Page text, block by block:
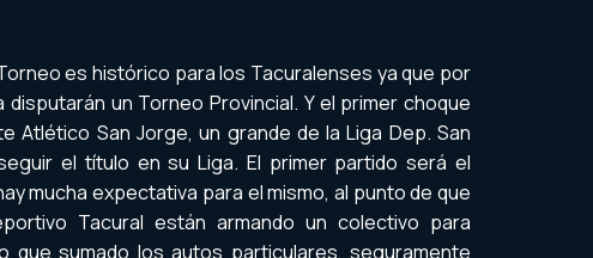
es histórico para los Tacuralenses ya que por
un Torneo Provincial. Y el primer choque
Atlético San Jorge, un grande de la Liga Dep. San
el título en su Liga. El primer partido será el
mucha expectativa para el mismo, al punto de que
Tacural están armando un colectivo para
que sumado los autos particulares, seguramente